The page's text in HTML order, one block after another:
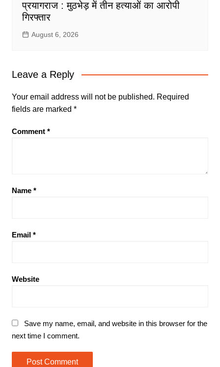
प्रयागराज : मुठभेड़ में तीन हत्याओं का आरोपी
गिरफ्तार
August 6, 2026
Leave a Reply
Your email address will not be published. Required
fields are marked *
Comment *
Name *
Email *
Website
Save my name, email, and website in this browser for the
next time I comment.